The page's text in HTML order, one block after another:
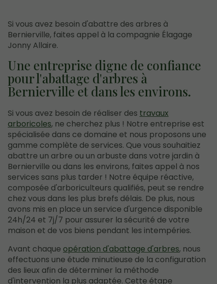
Si vous avez besoin d'abattre des arbres à
Bernierville, faites appel à la compagnie Élagage
Jonny Allaire.
Une entreprise digne de confiance
pour l'abattage d'arbres à
Bernierville et dans les environs.
Si vous avez besoin de réaliser des travaux
arboricoles, ne cherchez plus ! Notre entreprise est
spécialisée dans ce domaine et nous proposons une
gamme complète de services. Que vous souhaitiez
abattre un arbre ou un arbuste dans votre jardin à
Bernierville ou dans les environs, faites appel à nos
services sans plus tarder ! Notre équipe réactive,
composée d'arboriculteurs qualifiés, peut se rendre
chez vous dans les plus brefs délais. De plus, nous
avons mis en place un service d'urgence disponible
24h/24 et 7j/7 pour assurer la sécurité de votre
maison et de vos biens pendant les intempéries.
Avant chaque opération d'abattage d'arbres, nous
effectuons une étude minutieuse de la configuration
des lieux afin de déterminer la méthode
d'intervention la plus adaptée. Cette étape